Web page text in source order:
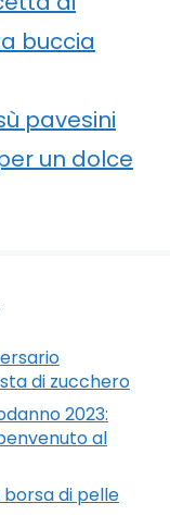
buccia
pavesini
un dolce
di zucchero
2023:
al
di pelle